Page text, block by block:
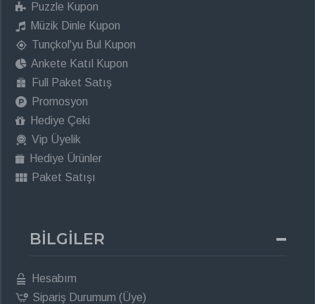
Puzzle Kupon
Müzik Dinle Kupon
Tunçkol'yu Bul Kupon
Ankete Katıl Kupon
Full Paket Satış
Promosyon
Hediye Çeki
Vip Üyelik
Hediye Ürünler
Paket Satışı
BİLGİLER
Hesabım
Sipariş Durumum (Üye)